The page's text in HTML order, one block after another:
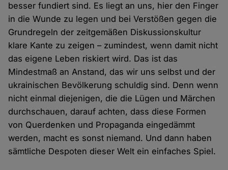
besser fundiert sind. Es liegt an uns, hier den Finger
in die Wunde zu legen und bei Verstößen gegen die
Grundregeln der zeitgemäßen Diskussionskultur
klare Kante zu zeigen – zumindest, wenn damit nicht
das eigene Leben riskiert wird. Das ist das
Mindestmaß an Anstand, das wir uns selbst und der
ukrainischen Bevölkerung schuldig sind. Denn wenn
nicht einmal diejenigen, die die Lügen und Märchen
durchschauen, darauf achten, dass diese Formen
von Querdenken und Propaganda eingedämmt
werden, macht es sonst niemand. Und dann haben
sämtliche Despoten dieser Welt ein einfaches Spiel.